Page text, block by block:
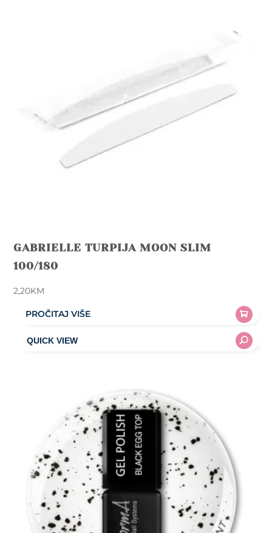
GABRIELLE TURPIJA MOON SLIM
100/180
2,20KM
PROČITAJ VIŠE